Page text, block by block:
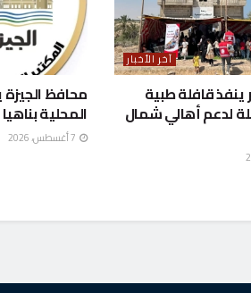
آخر الأخبار
ينفذ قافلة طبية
لدعم أهالي شمال
محافظ
المحلية بناهيا